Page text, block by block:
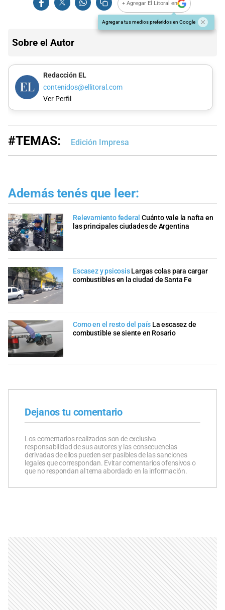
+ Agregar El Litoral en
Agregar a tus medios preferidos en Google
Sobre el Autor
Redacción EL
contenidos@ellitoral.com
Ver Perfil
#TEMAS: Edición Impresa
Además tenés que leer:
Relevamiento federal Cuánto vale la nafta en
las principales ciudades de Argentina
Escasez y psicosis Largas colas para cargar
combustibles en la ciudad de Santa Fe
Como en el resto del país La escasez de
combustible se siente en Rosario
Dejanos tu comentario
Los comentarios realizados son de exclusiva
responsabilidad de sus autores y las consecuencias
derivadas de ellos pueden ser pasibles de las sanciones
legales que correspondan. Evitar comentarios ofensivos o
que no respondan al tema abordado en la información.